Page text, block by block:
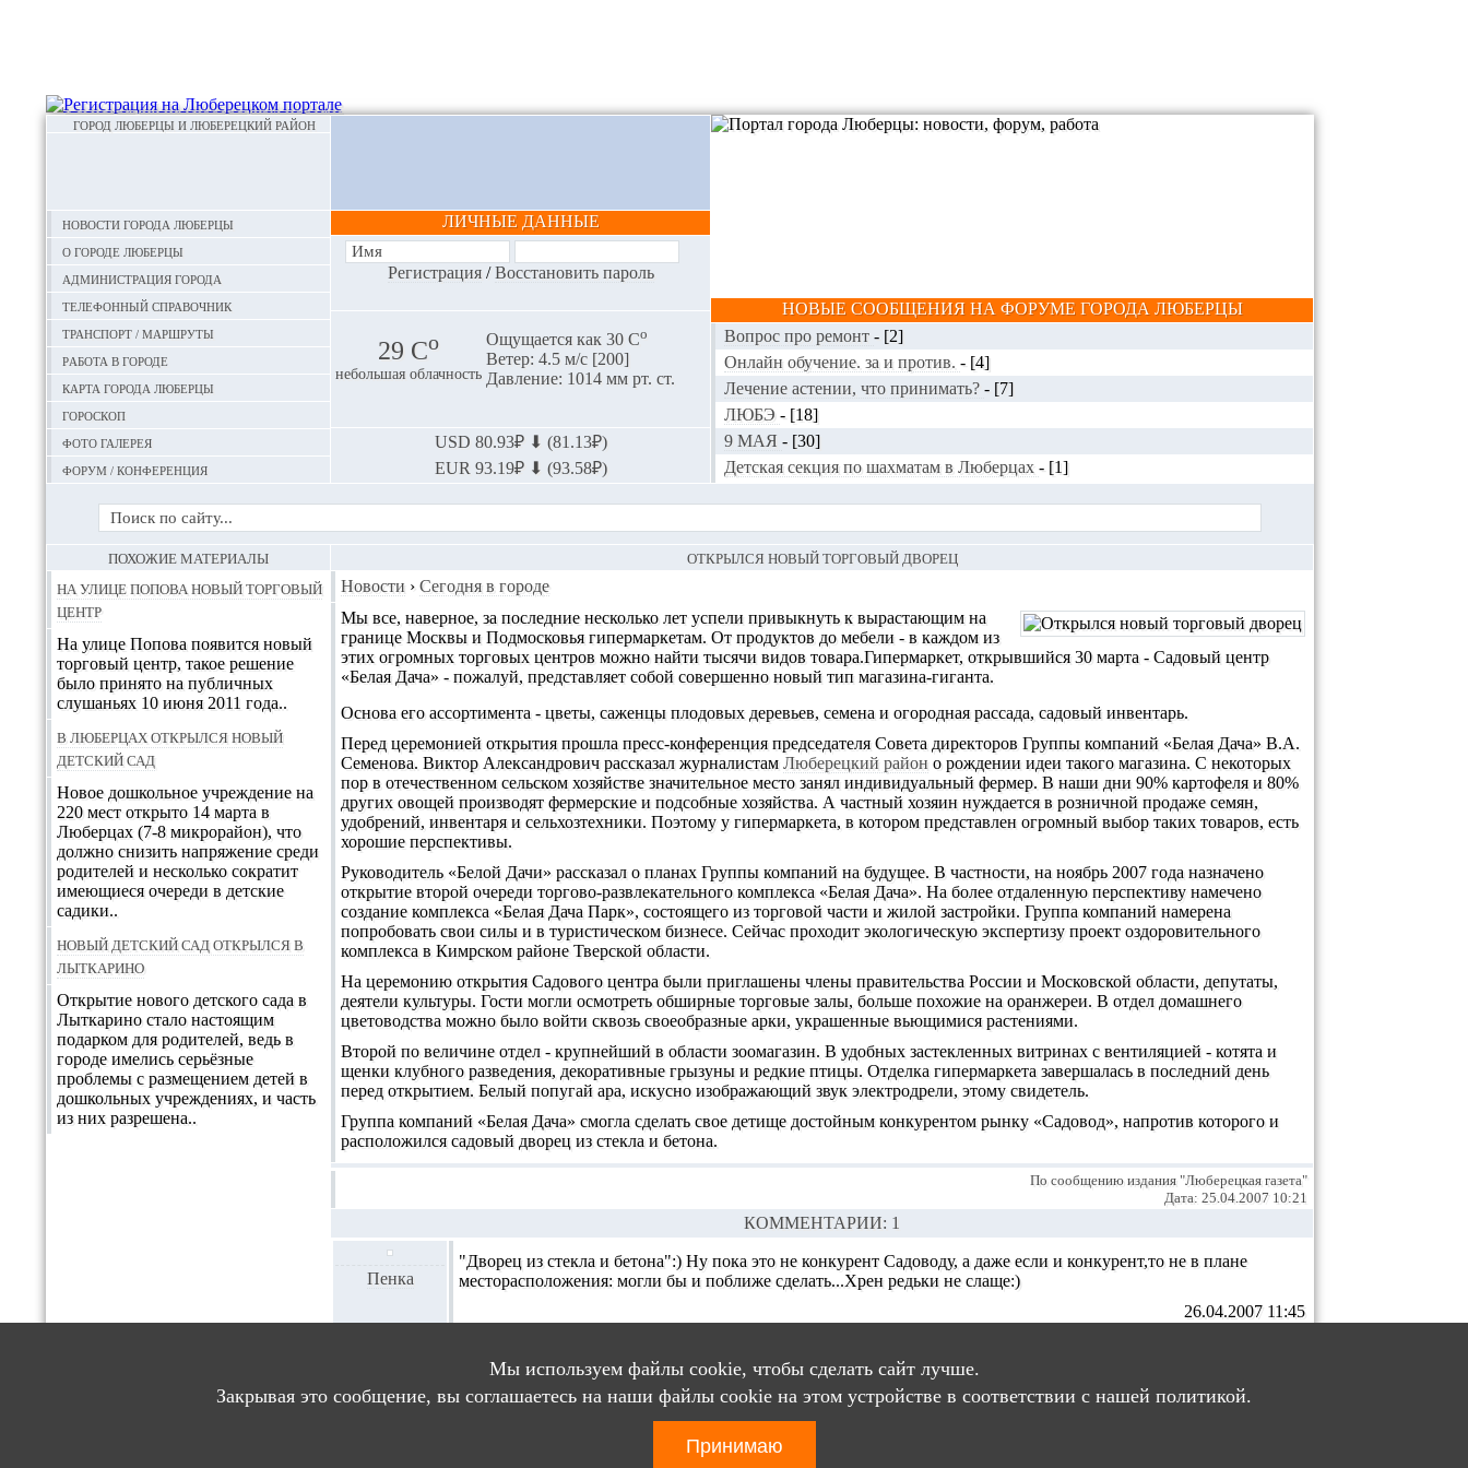
ГОРОД ЛЮБЕРЦЫ И ЛЮБЕРЕЦКИЙ РАЙОН
Новости города Люберцы
О городе Люберцы
Администрация города
Телефонный справочник
Транспорт / маршруты
Работа в городе
Карта города Люберцы
Гороскоп
Фото галерея
Форум / конференция
ЛИЧНЫЕ ДАННЫЕ
Регистрация/Восстановить пароль
29 Сo
небольшая облачность
Ощущается как 30 Сo
Ветер: 4.5 м/с [200]
Давление: 1014 мм рт. ст.
USD 80.93₽ ⬇ (81.13₽)
EUR 93.19₽ ⬇ (93.58₽)
НОВЫЕ СООБЩЕНИЯ НА ФОРУМЕ ГОРОДА ЛЮБЕРЦЫ
Вопрос про ремонт - [2]
Онлайн обучение. за и против. - [4]
Лечение астении, что принимать? - [7]
ЛЮБЭ - [18]
9 МАЯ - [30]
Детская секция по шахматам в Люберцах - [1]
ОТКРЫЛСЯ НОВЫЙ ТОРГОВЫЙ ДВОРЕЦ
Новости › Сегодня в городе
Мы все, наверное, за последние несколько лет успели привыкнуть к вырастающим на
границе Москвы и Подмосковья гипермаркетам. От продуктов до мебели - в каждом из
этих огромных торговых центров можно найти тысячи видов товара.Гипермаркет, открывшийся 30 марта - Садовый центр
«Белая Дача» - пожалуй, представляет собой совершенно новый тип магазина-гиганта.
Основа его ассортимента - цветы, саженцы плодовых деревьев, семена и огородная рассада, садовый инвентарь.
Перед церемонией открытия прошла пресс-конференция председателя Совета директоров Группы компаний «Белая Дача» В.А.
Семенова. Виктор Александрович рассказал журналистам Люберецкий район о рождении идеи такого магазина. С некоторых
пор в отечественном сельском хозяйстве значительное место занял индивидуальный фермер. В наши дни 90% картофеля и 80%
других овощей производят фермерские и подсобные хозяйства. А частный хозяин нуждается в розничной продаже семян,
удобрений, инвентаря и сельхозтехники. Поэтому у гипермаркета, в котором представлен огромный выбор таких товаров, есть
хорошие перспективы.
Руководитель «Белой Дачи» рассказал о планах Группы компаний на будущее. В частности, на ноябрь 2007 года назначено
открытие второй очереди торгово-развлекательного комплекса «Белая Дача». На более отдаленную перспективу намечено
создание комплекса «Белая Дача Парк», состоящего из торговой части и жилой застройки. Группа компаний намерена
попробовать свои силы и в туристическом бизнесе. Сейчас проходит экологическую экспертизу проект оздоровительного
комплекса в Кимрском районе Тверской области.
На церемонию открытия Садового центра были приглашены члены правительства России и Московской области, депутаты,
деятели культуры. Гости могли осмотреть обширные торговые залы, больше похожие на оранжереи. В отдел домашнего
цветоводства можно было войти сквозь своеобразные арки, украшенные вьющимися растениями.
Второй по величине отдел - крупнейший в области зоомагазин. В удобных застекленных витринах с вентиляцией - котята и
щенки клубного разведения, декоративные грызуны и редкие птицы. Отделка гипермаркета завершалась в последний день
перед открытием. Белый попугай ара, искусно изображающий звук электродрели, этому свидетель.
Группа компаний «Белая Дача» смогла сделать свое детище достойным конкурентом рынку «Садовод», напротив которого и
расположился садовый дворец из стекла и бетона.
По сообщению издания "Люберецкая газета"
Дата: 25.04.2007 10:21
КОММЕНТАРИИ: 1
Пенка
"Дворец из стекла и бетона":) Ну пока это не конкурент Садоводу, а даже если и конкурент,то не в плане
месторасположения: могли бы и поближе сделать...Хрен редьки не слаще:)
26.04.2007 11:45
ДОБАВЛЕНИЕ КОММЕНТАРИЕВ ДОСТУПНО ТОЛЬКО ЗАРЕГИСТРИРОВАННЫМ ПОЛЬЗОВАТЕЛЯМ
ПОХОЖИЕ МАТЕРИАЛЫ
На улице Попова новый торговый
центр
На улице Попова появится новый
торговый центр, такое решение
было принято на публичных
слушаньях 10 июня 2011 года..
В Люберцах открылся новый
детский сад
Новое дошкольное учреждение на
220 мест открыто 14 марта в
Люберцах (7-8 микрорайон), что
должно снизить напряжение среди
родителей и несколько сократит
имеющиеся очереди в детские
садики..
Новый детский сад открылся в
Лыткарино
Открытие нового детского сада в
Лыткарино стало настоящим
подарком для родителей, ведь в
городе имелись серьёзные
проблемы с размещением детей в
дошкольных учреждениях, и часть
из них разрешена..
© 2003 - 2026Правовая оговорка
Мы используем файлы cookie, чтобы сделать сайт лучше.
Закрывая это сообщение, вы соглашаетесь на наши файлы cookie на этом устройстве в соответствии с нашей политикой.
Принимаю